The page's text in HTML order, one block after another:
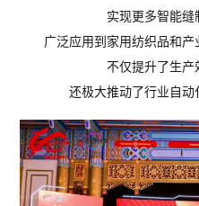
实现更多智能缝
广泛应用到家用纺织品和产
不仅提升了生产
还极大推动了行业自动